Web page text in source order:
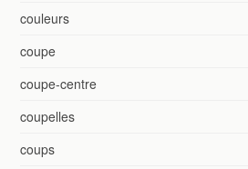
couleurs
coupe
coupe-centre
coupelles
coups